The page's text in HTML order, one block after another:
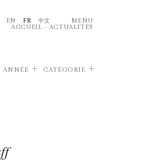
EN FR 中文
MENU
ACCUEIL – ACTUALITÉS
ANNÉE CATÉGORIE